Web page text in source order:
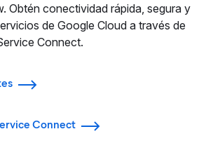
Obtén conectividad rápida, segura y
de Google Cloud a través de
Connect.
Connect